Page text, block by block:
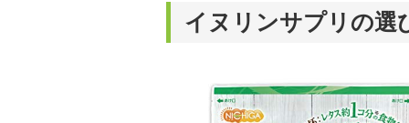
イヌリンサプリの選